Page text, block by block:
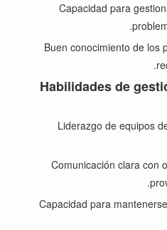
Capacidad para
Buen conocimiento de los
Habilidades de
Liderazgo de equipos
Comunicación clara con
Capacidad para